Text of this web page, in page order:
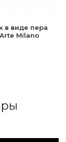
в виде пера
Milano